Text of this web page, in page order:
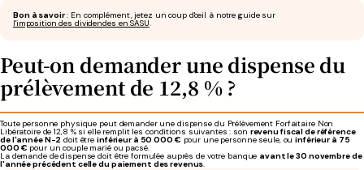
Bon à savoir: En complément, jetez un coup d'œil à notre guide sur
l'imposition des dividendes en SASU
Peut-on demander une dispense du
prélèvement de 12,8 % ?
Toute personne physique peut demander une dispense du Prélèvement Forfaitaire Non
Libératoire de 12,8 % si elle remplit les conditions suivantes : son revenu fiscal de référence
de l'année N-2 doit êtreinférieur à 50 000 € pour une personne seule, ouinférieur à 75
000 € pour un couple marié ou pacsé.
La demande de dispense doit être formulée auprès de votre banque avant le 30 novembre de
l'année précédent celle du paiement des revenus